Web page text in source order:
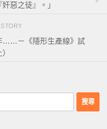
惡之徒』。」
……－《隱形生產線》試